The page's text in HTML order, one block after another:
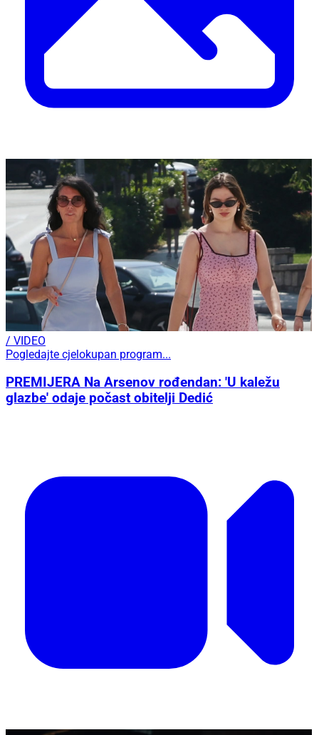
/ VIDEO
Pogledajte cjelokupan program...
PREMIJERA Na Arsenov rođendan: 'U kaležu
glazbe' odaje počast obitelji Dedić